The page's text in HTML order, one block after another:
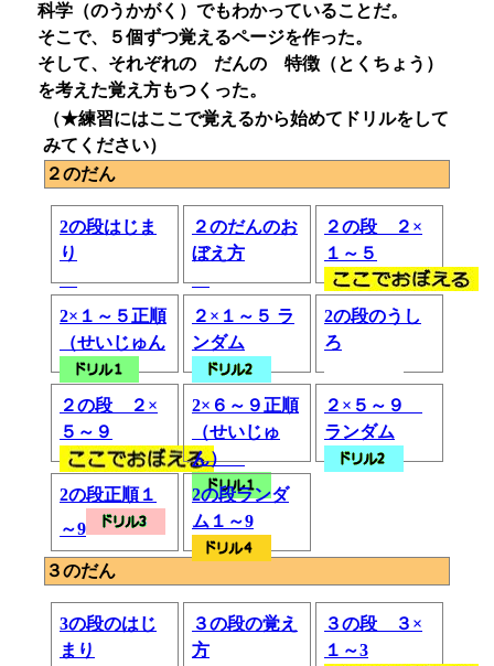
科学（のうかがく）でもわかっていることだ。
そこで、５個ずつ覚えるページを作った。
そして、それぞれの だんの 特徴（とくちょう）
を考えた覚え方もつくった。
（★練習にはここで覚えるから始めてドリルをして
みてください）
２のだん
2の段はじま
り
２のだんのお
ぼえ方
２の段 ２×
１～５
2×１～５正順
（せいじゅん
２×１～５ ラ
ンダム
2の段のうし
ろ
２の段 ２×
５～９
2×６～９正順
（せいじゅ
ん）
２×５～９
ランダム
2の段正順１
～9
2の段ランダ
ム１～9
３のだん
3の段のはじ
まり
３の段の覚え
方
３の段 ３×
１～3